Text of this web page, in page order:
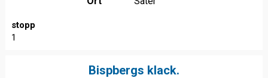
stopp
1
Bispbergs klack.